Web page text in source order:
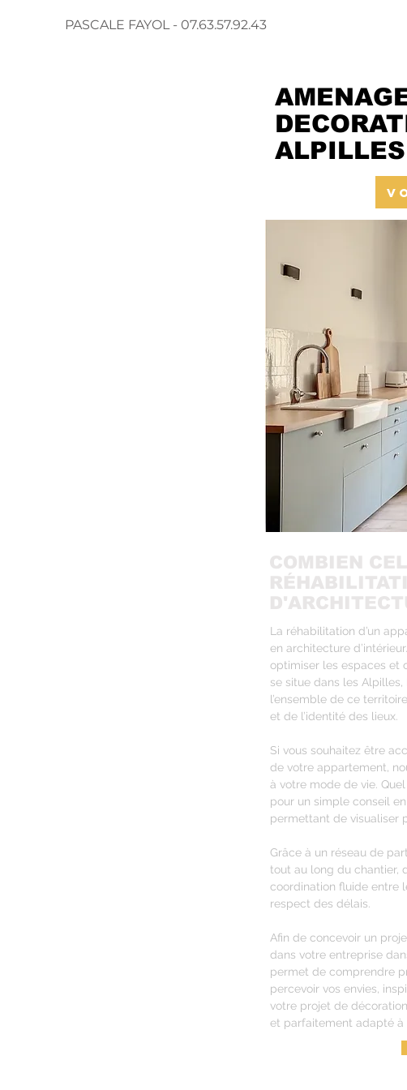
PASCALE FAYOL - 07.63.57.92.43
ALPILLES
COMBIEN
La réhabilitation d’un
en architecture
optimiser les espaces et
se situe dans les Alpilles,
l’ensemble de ce
et de l’identité des lieux.
Si vous souhaitez être
de votre appartement,
à votre mode de vie.
pour un simple conseil
permettant de visualiser
Grâce à un réseau de
tout au long du chantier,
coordination fluide entre
respect des délais.
Afin de concevoir un
dans votre entreprise
permet de comprendre
percevoir vos envies,
votre projet de
et parfaitement adapté à